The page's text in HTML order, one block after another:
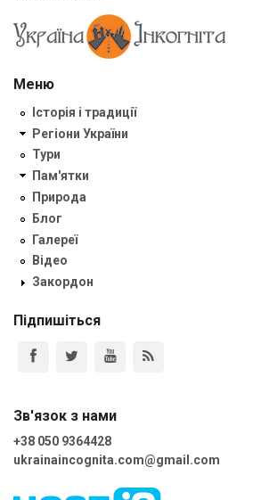
Меню
Історія і традиції
Регіони України
Тури
Пам'ятки
Природа
Блог
Галереї
Відео
Закордон
Підпишіться
Зв'язок з нами
+38 050 9364428
ukrainaincognita.com@gmail.com